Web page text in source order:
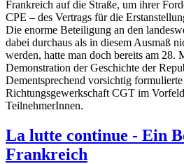
Frankreich auf die Straße, um ihrer
CPE – des Vertrags für die
Die enorme Beteiligung an den
dabei durchaus als in diesem Ausmaß
werden, hatte man doch bereits am 28.
Demonstration der Geschichte der
Dementsprechend vorsichtig formulierte
Richtungsgewerkschaft CGT im
TeilnehmerInnen.
La lutte continue - Ein
Frankreich